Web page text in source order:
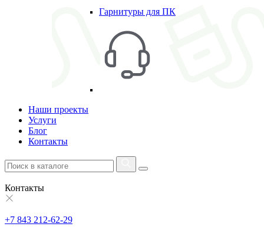
Гарнитуры для ПК
Наши проекты
Услуги
Блог
Контакты
Контакты
+7 843 212-62-29